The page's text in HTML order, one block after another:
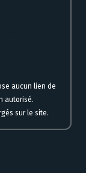
aucun lien de
autorisé.
sur le site.